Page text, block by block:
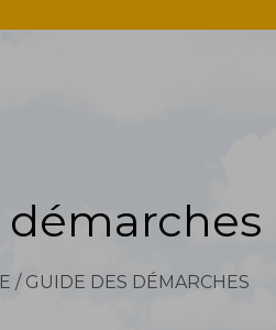
démarches
/ GUIDE DES DÉMARCHES